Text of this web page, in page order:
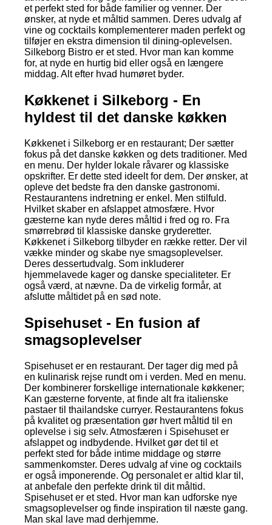
et perfekt sted for både familier og venner. Der
ønsker, at nyde et måltid sammen. Deres udvalg af
vine og cocktails komplementerer maden perfekt og
tilføjer en ekstra dimension til dining-oplevelsen.
Silkeborg Bistro er et sted. Hvor man kan komme
for, at nyde en hurtig bid eller også en længere
middag. Alt efter hvad humøret byder.
Køkkenet i Silkeborg - En
hyldest til det danske køkken
Køkkenet i Silkeborg er en restaurant; Der sætter
fokus på det danske køkken og dets traditioner. Med
en menu. Der hylder lokale råvarer og klassiske
opskrifter. Er dette sted ideelt for dem. Der ønsker, at
opleve det bedste fra den danske gastronomi.
Restaurantens indretning er enkel. Men stilfuld.
Hvilket skaber en afslappet atmosfære. Hvor
gæsterne kan nyde deres måltid i fred og ro. Fra
smørrebrød til klassiske danske gryderetter.
Køkkenet i Silkeborg tilbyder en række retter. Der vil
vække minder og skabe nye smagsoplevelser.
Deres dessertudvalg. Som inkluderer
hjemmelavede kager og danske specialiteter. Er
også værd, at nævne. Da de virkelig formår, at
afslutte måltidet på en sød note.
Spisehuset - En fusion af
smagsoplevelser
Spisehuset er en restaurant. Der tager dig med på
en kulinarisk rejse rundt om i verden. Med en menu.
Der kombinerer forskellige internationale køkkener;
Kan gæsterne forvente, at finde alt fra italienske
pastaer til thailandske curryer. Restaurantens fokus
på kvalitet og præsentation gør hvert måltid til en
oplevelse i sig selv. Atmosfæren i Spisehuset er
afslappet og indbydende. Hvilket gør det til et
perfekt sted for både intime middage og større
sammenkomster. Deres udvalg af vine og cocktails
er også imponerende. Og personalet er altid klar til,
at anbefale den perfekte drink til dit måltid.
Spisehuset er et sted. Hvor man kan udforske nye
smagsoplevelser og finde inspiration til næste gang.
Man skal lave mad derhjemme.